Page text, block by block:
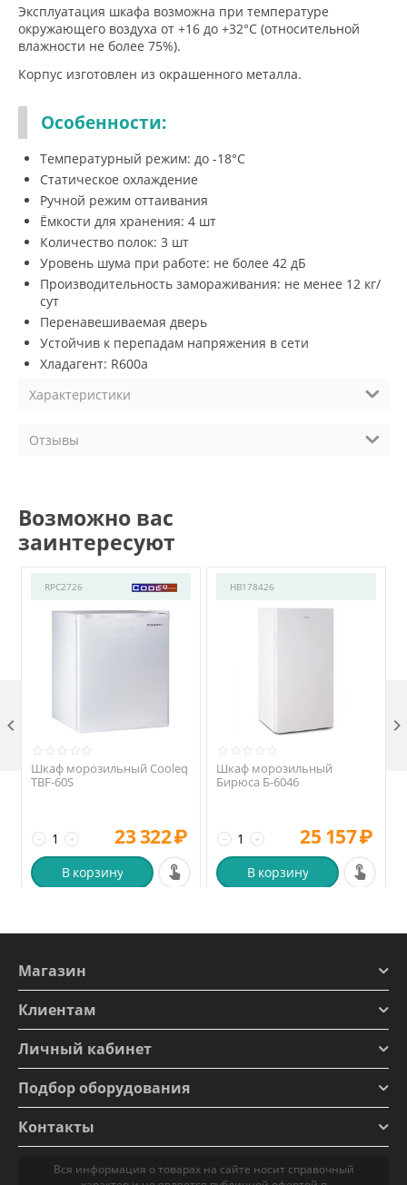
Эксплуатация шкафа возможна при температуре
окружающего воздуха от +16 до +32°С (относительной
влажности не более 75%).
Корпус изготовлен из окрашенного металла.
Особенности:
Температурный режим: до -18°C
Статическое охлаждение
Ручной режим оттаивания
Ёмкости для хранения: 4 шт
Количество полок: 3 шт
Уровень шума при работе: не более 42 дБ
Производительность замораживания: не менее 12 кг/
сут
Перенавешиваемая дверь
Устойчив к перепадам напряжения в сети
Хладагент: R600a
Характеристики
Отзывы
Возможно вас
заинтересуют
RPC2726
Шкаф морозильный Cooleq
TBF-60S
+
− 23 322₽
В корзину
HB178426
Шкаф морозильный
Бирюса Б-6046
+
− 25 157₽
В корзину
 
Магазин
Клиентам
Личный кабинет
Подбор оборудования
Контакты
Вся информация о товарах на сайте носит справочный